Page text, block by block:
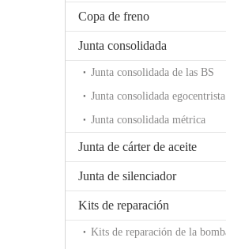
Copa de freno
Junta consolidada
Junta consolidada de las BS
Junta consolidada egocentrista
Junta consolidada métrica
Junta de cárter de aceite
Junta de silenciador
Kits de reparación